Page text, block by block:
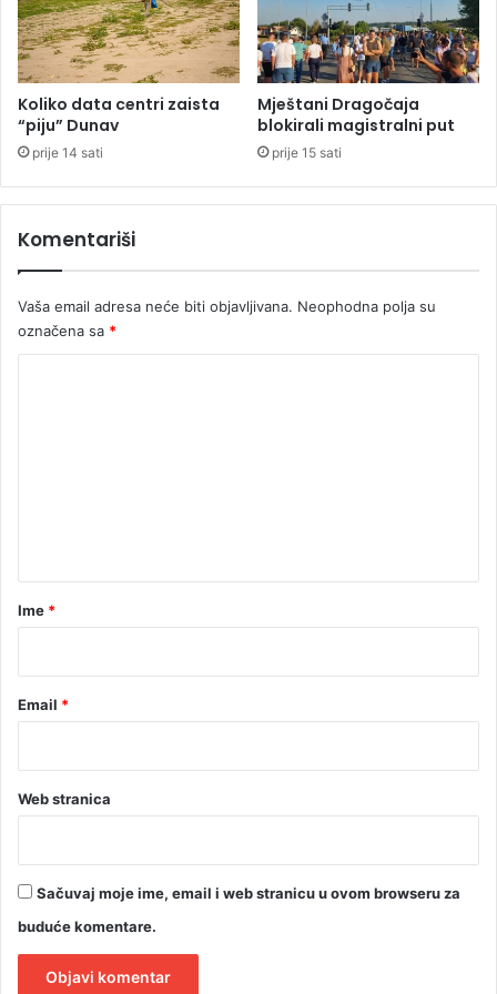
m
u
p
u
c
a
o
g
a
o
g
l
i
k
v
i
a
i
u
k
a
d
r
u
Koliko data centri zaista
“piju” Dunav
prije 14 sati
Mještani Dragočaja
blokirali magistralni put
prije 15 sati
Komentariši
Vaša email adresa neće biti objavljivana. Neophodna polja su
označena sa *
rIme *
Email *
Web stranica
Sačuvaj moje ime, email i web stranicu u ovom browseru za
buduće komentare.